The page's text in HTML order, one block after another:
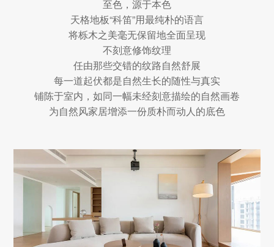
至色，源于本色
天格地板“科笛”用最纯朴的语言
将栎木之美毫无保留地全面呈现
不刻意修饰纹理
任由那些交错的纹路自然舒展
每一道起伏都是自然生长的随性与真实
铺陈于室内，如同一幅未经刻意描绘的自然画卷
为自然风家居增添一份质朴而动人的底色